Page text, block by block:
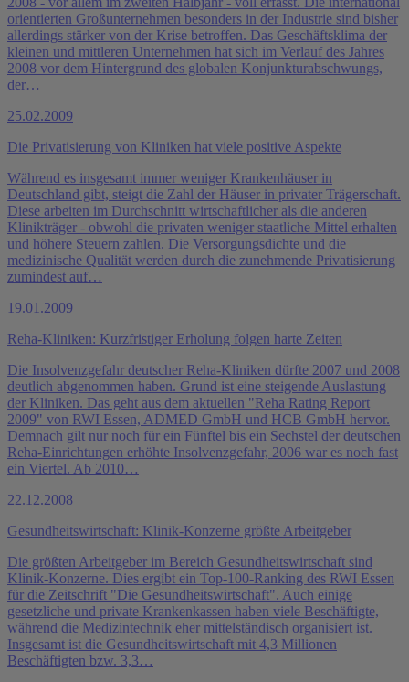
orientierten Großunternehmen besonders in der Industrie sind bisher
allerdings stärker von der Krise betroffen. Das Geschäftsklima der
kleinen und mittleren Unternehmen hat sich im Verlauf des Jahres
2008 vor dem Hintergrund des globalen Konjunkturabschwungs,
der…
25.02.2009
Die Privatisierung von Kliniken hat viele positive Aspekte
Während es insgesamt immer weniger Krankenhäuser in
Deutschland gibt, steigt die Zahl der Häuser in privater Trägerschaft.
Diese arbeiten im Durchschnitt wirtschaftlicher als die anderen
Klinikträger - obwohl die privaten weniger staatliche Mittel erhalten
und höhere Steuern zahlen. Die Versorgungsdichte und die
medizinische Qualität werden durch die zunehmende Privatisierung
zumindest auf…
19.01.2009
Reha-Kliniken: Kurzfristiger Erholung folgen harte Zeiten
Die Insolvenzgefahr deutscher Reha-Kliniken dürfte 2007 und 2008
deutlich abgenommen haben. Grund ist eine steigende Auslastung
der Kliniken. Das geht aus dem aktuellen "Reha Rating Report
2009" von RWI Essen, ADMED GmbH und HCB GmbH hervor.
Demnach gilt nur noch für ein Fünftel bis ein Sechstel der deutschen
Reha-Einrichtungen erhöhte Insolvenzgefahr, 2006 war es noch fast
ein Viertel. Ab 2010…
22.12.2008
Gesundheitswirtschaft: Klinik-Konzerne größte Arbeitgeber
Die größten Arbeitgeber im Bereich Gesundheitswirtschaft sind
Klinik-Konzerne. Dies ergibt ein Top-100-Ranking des RWI Essen
für die Zeitschrift "Die Gesundheitswirtschaft". Auch einige
gesetzliche und private Krankenkassen haben viele Beschäftigte,
während die Medizintechnik eher mittelständisch organisiert ist.
Insgesamt ist die Gesundheitswirtschaft mit 4,3 Millionen
Beschäftigten bzw. 3,3…